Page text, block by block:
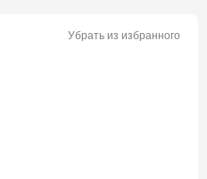
Убрать из избранного